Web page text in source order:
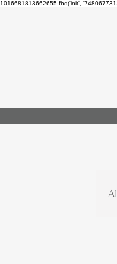
1016681813662655 fbq('init',